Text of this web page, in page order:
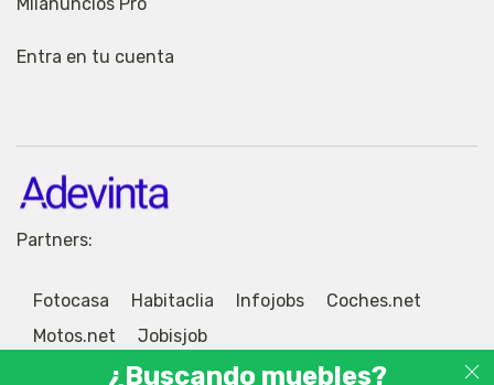
Entra en tu cuenta
Partners:
Fotocasa Habitaclia Infojobs
Coches.net
Motos.net
Jobisjob
¿Buscando muebles?